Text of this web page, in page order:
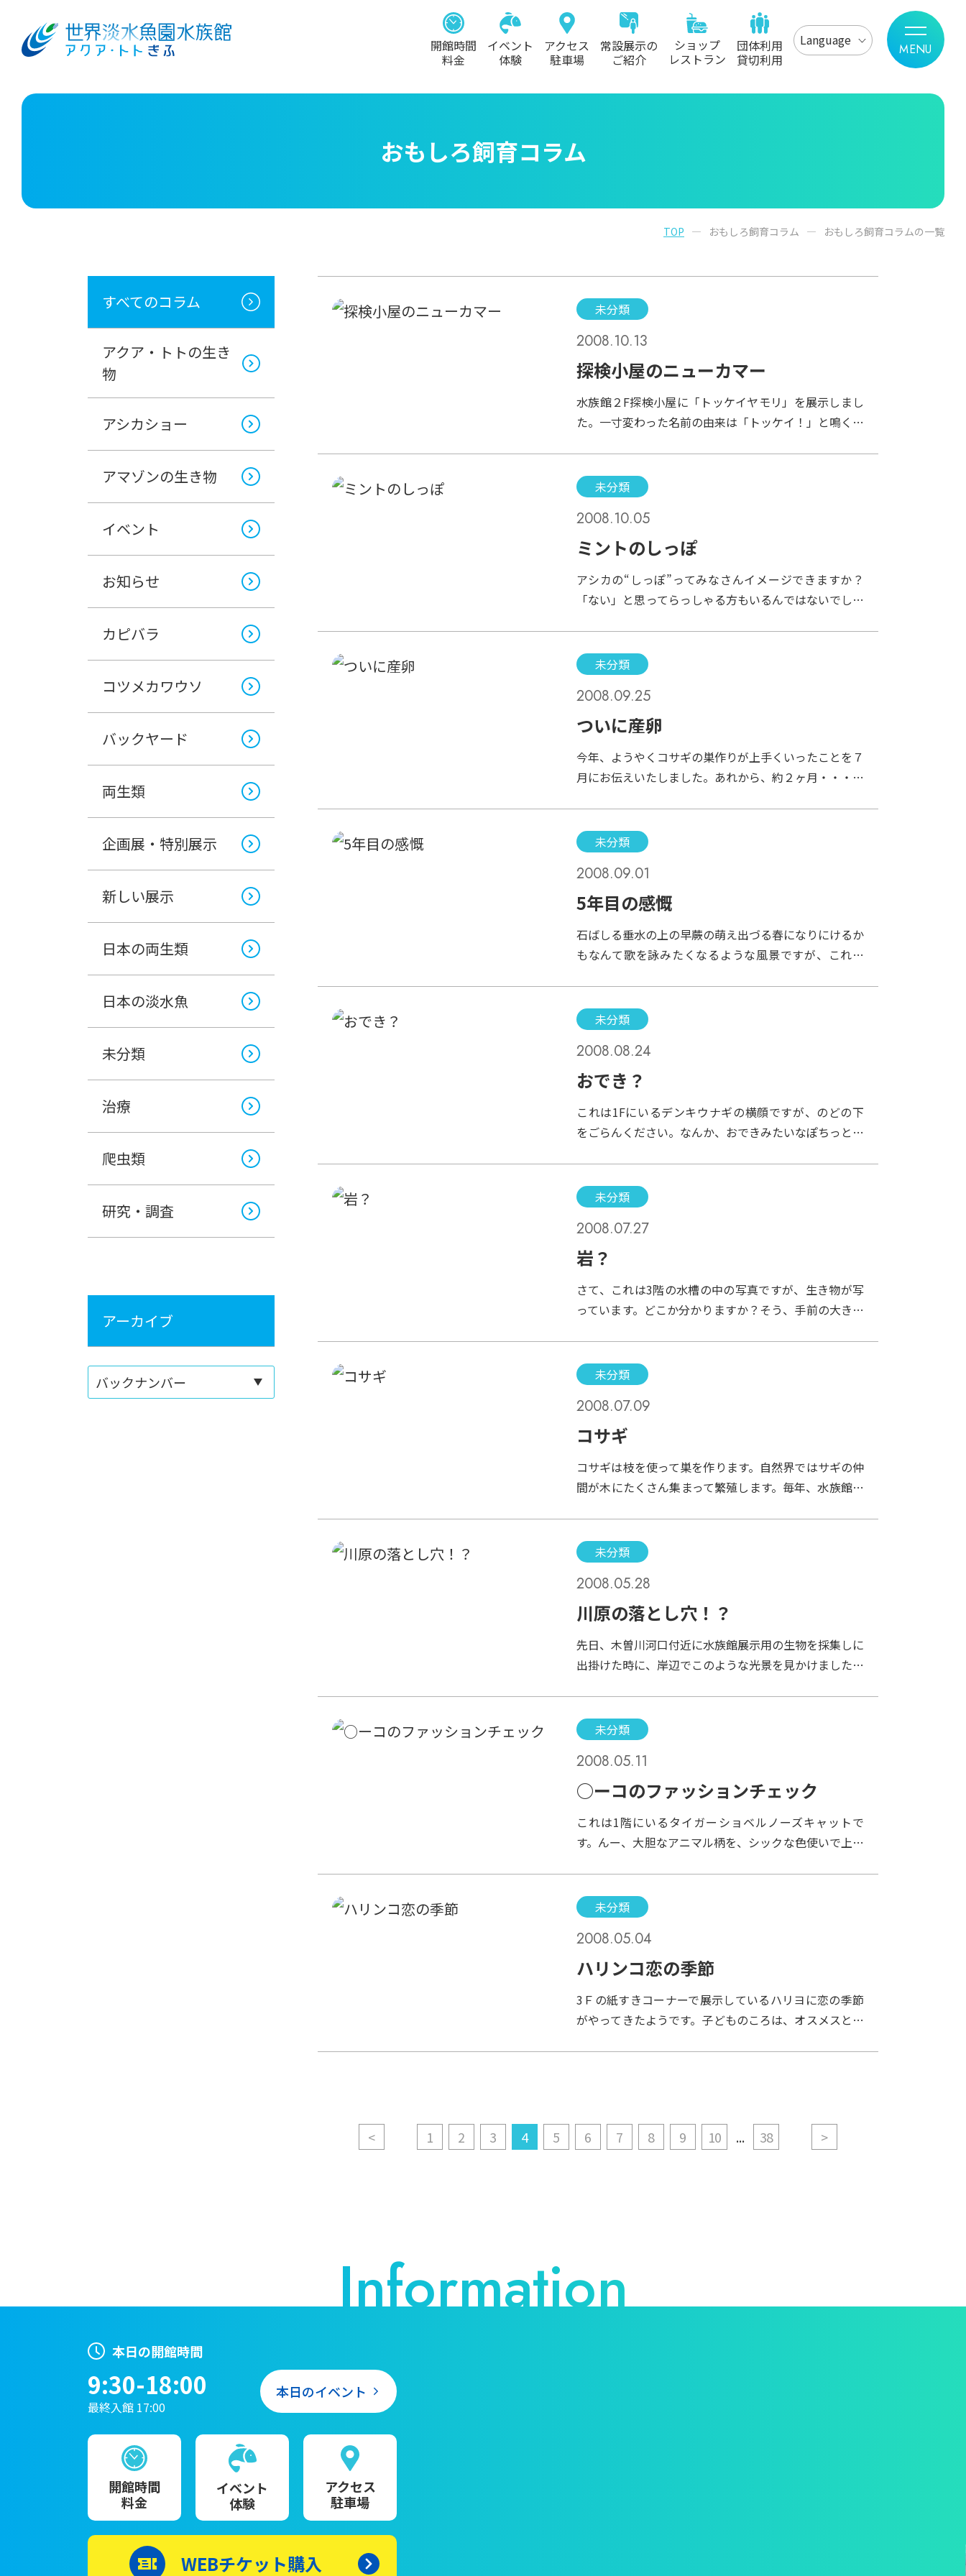
開館時間
料金
イベント
体験
アクセス
駐車場
常設展示の
ご紹介
ショップ
レストラン
団体利用
貸切利用
Language
おもしろ飼育コラム
TOP おもしろ飼育コラム おもしろ飼育コラムの一覧
すべてのコラム
アクア・トトの生き
物
アシカショー
アマゾンの生き物
イベント
お知らせ
カピバラ
コツメカワウソ
バックヤード
両生類
企画展・特別展示
新しい展示
日本の両生類
日本の淡水魚
未分類
治療
爬虫類
研究・調査
アーカイブ
未分類
2008.10.13
探検小屋のニューカマー
水族館２F探検小屋に「トッケイヤモリ」を展示しまし
た。一寸変わった名前の由来は「トッケイ！」と鳴くか
モリはニホンヤモリよりもっと大きな体をしています。
なにより目を引くのが、そのサイケデリックな体の色模
様！素敵過ぎます。さて、中国には、このトッケイヤモ
リをお酒につけた「ハーカイ酒」というものがあり、飲
とがあります。お酒に漬かっていたトッケイヤモリには
申し訳ないですが、見た目もさることながら、味もとて
ょっぴりセンチな思い出を込めた、トッケイヤモリの展
りません。）
未分類
2008.10.05
ミントのしっぽ
アシカの“しっぽ”ってみなさんイメージできますか？
「ない」と思ってらっしゃる方もいるんではないでしょ
てみているとピクピクと動きます。動く方向は、上下だ
け。横には動かすことはありません。じっとしているよ
うに見えてもしっぽだけ動かしているときもあります。
触ってみるとぷにゅっとしていて、ちょっと得した気分
はこのしっぽにも注目してみてくださいね。
未分類
2008.09.25
ついに産卵
今年、ようやくコサギの巣作りが上手くいったことを７
月にお伝えいたしました。あれから、約２ヶ月・・・。
来事でしたので、卵を見たときは驚きました。あとはふ
化するのかどうかですが、とりあえず抱卵（卵を暖める
こと）していますので、可能性は０％ではないかと。さ
ぁ、コサギの赤ちゃんを見るのが、とても楽しみです。
未分類
2008.09.01
5年目の感慨
石ばしる垂水の上の早蕨の萌え出づる春になりにけるか
もなんて歌を詠みたくなるような風景ですが、これは
プンした頃は、ここはむき出しの擬岩（作り物の岩）
で、味も素っ気もないものでした。そこに、スタッフが
根気よくコケを移植し、水の量を調節し、いまやこんな
立派な姿に！小さなスペースですけれど、四季折々の草
すがどうでしょう？
未分類
2008.08.24
おでき？
これは1Fにいるデンキウナギの横顔ですが、のどの下
をごらんください。なんか、おできみたいなぽちっとし
ウナギの内臓は、肛門の後ろのふくらんだ部分にぎゅっ
とかたまっていて、残りのながーい胴体には、発電のた
めの筋肉が並んでいるんです。とっても合理的なからだ
のつくりといえましょう。とはいえ人間の感覚からすれ
と思ってしまうのでした。
未分類
2008.07.27
岩？
さて、これは3階の水槽の中の写真ですが、生き物が写
っています。どこか分かりますか？そう、手前の大きな
るか分かりますか？？オオサンショウウオの目はこーん
なにちっこいですが、ちゃんと見えています。動くもの
によく反応して、泳いでいる魚などもバク！！！！！と
ひとのみです。飼育スタッフが掃除をするときは、その
で、ちょっとじゃまですけどね。
未分類
2008.07.09
コサギ
コサギは枝を使って巣を作ります。自然界ではサギの仲
間が木にたくさん集まって繁殖します。毎年、水族館で
く観察してみると、枝を上手く固定できず、せっかく運
んだ枝が水槽に落ちてしまっていました。そこで、去年
は板を敷いて枝が水槽に落ちないようにしました。しか
し、一向に巣作りは進みませんでした。今年は去年用意
した枝よりもさらに細い小枝をたくさん水槽に入れてみ
ました。すると１週間もしないうちに巣作りが始まり、
順調に巣が出来上がってきています。今年はこの調子
未分類
2008.05.28
川原の落とし穴！？
先日、木曽川河口付近に水族館展示用の生物を採集しに
出掛けた時に、岸辺でこのような光景を見かけました。
カニの仲間たちです。この穴の中のカニを捕まえようと
指をいれた所、お約束どおり指をはさまれて思わず叫ん
でしまいました。本当に痛かったな…
未分類
2008.05.11
○ーコのファッションチェック
これは1階にいるタイガーショベルノーズキャットで
す。んー、大胆なアニマル柄を、シックな色使いで上手
の人、いっつも暗いところにいるんだから、もーう少し
明るいお洋服でもいいんじゃなーい？え、何、目立っち
ゃだめなの？あーら、それじゃあ仕方ないわねえ。う
ん、いいと思うわよー。
未分類
2008.05.04
ハリンコ恋の季節
3Ｆの紙すきコーナーで展示しているハリヨに恋の季節
がやってきたようです。子どものころは、オスメスとも
したか？
< 1 2 3 4 5 6 7 8 9 10 ... >
38
本日の開館時間
9:30-18:00
最終入館 17:00
本日のイベント
開館時間
料金
イベント
体験
アクセス
駐車場
WEBチケット購入